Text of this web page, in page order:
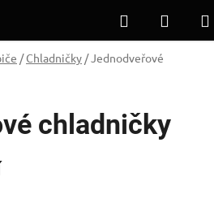
Hledat
KOŠÍK
/ Chladničky /Jednodveřové
chladničky